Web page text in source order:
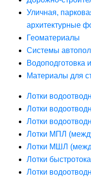
Уличная,
архитектурные
Геоматериалы
Системы
Водоподготовка
Материалы для
Лотки
Лотки
Лотки
Лотки МПЛ
Лотки МШЛ
Лотки быстротока
Лотки